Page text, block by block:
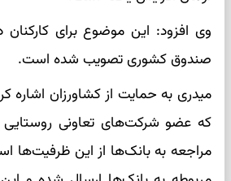
وی افزود: این موضوع برای
صندوق کشوری تصویب شده است.
میدری به حمایت از کشاورزان اشاره
که عضو شرکت‌های تعاونی روستایی
مراجعه به بانک‌ها از این ظرفیت‌ها